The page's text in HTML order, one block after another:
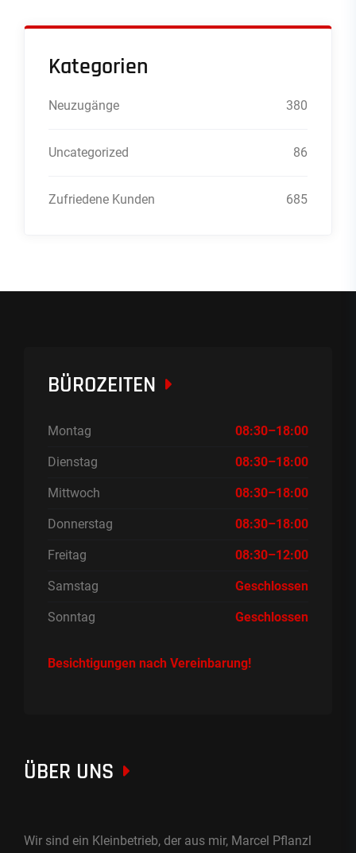
Kategorien
Neuzugänge 380
Uncategorized 86
Zufriedene Kunden 685
BÜROZEITEN
Montag 08:30–18:00
Dienstag 08:30–18:00
Mittwoch 08:30–18:00
Donnerstag 08:30–18:00
Freitag 08:30–12:00
Samstag Geschlossen
Sonntag Geschlossen
Besichtigungen nach Vereinbarung!
ÜBER UNS
Wir sind ein Kleinbetrieb, der aus mir, Marcel Pflanzl